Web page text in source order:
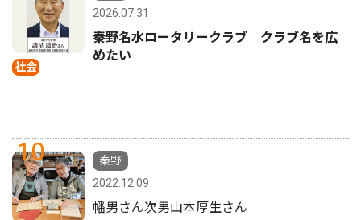
社会
2026.07.31
秦野名水ロータリークラブ クラブ名を広
めたい
10
秦野
2022.12.09
幡男さん次男山本厚生さん